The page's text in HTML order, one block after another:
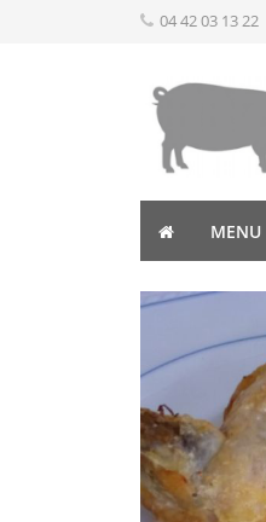
04 42 03 13 22
MENU